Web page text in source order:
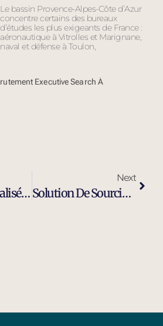
Le bassin Provence-Alpes-Côte d’Azur
concentre certains des bureaux
d’études les plus exigeants de France :
aéronautique à Vitrolles et Marignane,
naval et défense à Toulon,
Executive Search À
Sourcing Spécialisé Profil Industriel À Brignoles
Next
Solution De Sourcing Et Recrutement Externalisé À Brignoles